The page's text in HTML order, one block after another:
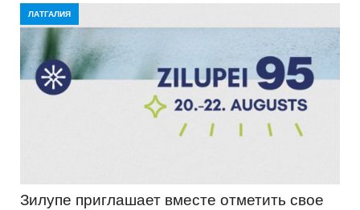
ЛАТГАЛИЯ
Зилупе приглашает вместе отметить свое